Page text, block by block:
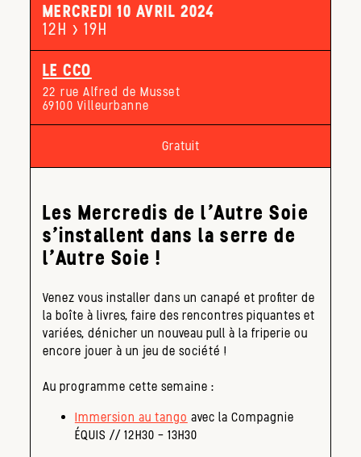
MERCREDI 10 AVRIL 2024
12H > 19H
LE CCO
22 rue Alfred de Musset
69100 Villeurbanne
Gratuit
Les Mercredis de l’Autre Soie
s’installent dans la serre de
l’Autre Soie !
Venez vous installer dans un canapé et profiter de
la boîte à livres, faire des rencontres piquantes et
variées, dénicher un nouveau pull à la friperie ou
encore jouer à un jeu de société !
Au programme cette semaine :
Immersion au tango avec la Compagnie
ÉQUIS // 12H30 – 13H30